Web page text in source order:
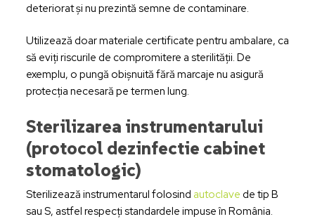
deteriorat și nu prezintă semne de contaminare.
Utilizează doar materiale certificate pentru ambalare, ca
să eviți riscurile de compromitere a sterilității. De
exemplu, o pungă obișnuită fără marcaje nu asigură
protecția necesară pe termen lung.
Sterilizarea instrumentarului
(protocol dezinfectie cabinet
stomatologic)
Sterilizează instrumentarul folosind autoclave de tip B
sau S, astfel respecți standardele impuse în România.